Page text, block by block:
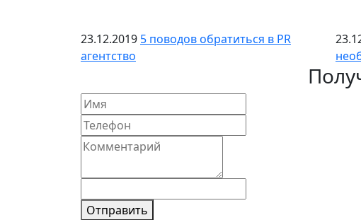
23.12.2019 5 поводов обратиться в PR
агентство
Отправить